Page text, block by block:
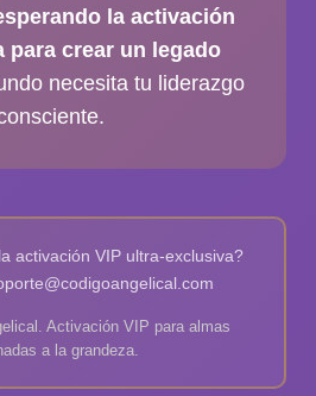
la activación
para crear un legado
necesita tu liderazgo
activación VIP ultra-exclusiva?
Activación VIP para almas
a la grandeza.